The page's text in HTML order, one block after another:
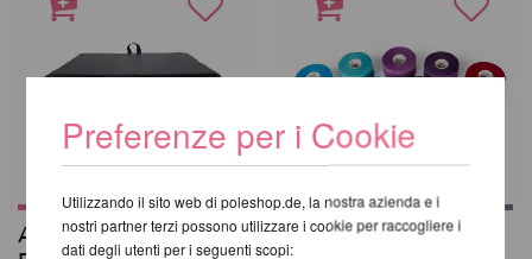
Aerial Crash Mat -
Nastro adesivo 14m -
Preferenze per i Cookie
Utilizzando il sito web di poleshop.de, la nostra azienda e i
nostri partner terzi possono utilizzare i cookie per raccogliere i
dati degli utenti per i seguenti scopi: